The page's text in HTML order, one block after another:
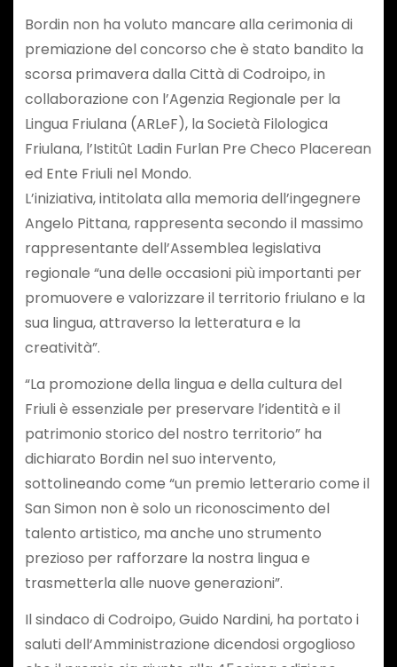
Bordin non ha voluto mancare alla cerimonia di
premiazione del concorso che è stato bandito la
scorsa primavera dalla Città di Codroipo, in
collaborazione con l’Agenzia Regionale per la
Lingua Friulana (ARLeF), la Società Filologica
Friulana, l’Istitût Ladin Furlan Pre Checo Placerean
ed Ente Friuli nel Mondo.
L’iniziativa, intitolata alla memoria dell’ingegnere
Angelo Pittana, rappresenta secondo il massimo
rappresentante dell’Assemblea legislativa
regionale “una delle occasioni più importanti per
promuovere e valorizzare il territorio friulano e la
sua lingua, attraverso la letteratura e la
creatività”.
“La promozione della lingua e della cultura del
Friuli è essenziale per preservare l’identità e il
patrimonio storico del nostro territorio” ha
dichiarato Bordin nel suo intervento,
sottolineando come “un premio letterario come il
San Simon non è solo un riconoscimento del
talento artistico, ma anche uno strumento
prezioso per rafforzare la nostra lingua e
trasmetterla alle nuove generazioni”.
Il sindaco di Codroipo, Guido Nardini, ha portato i
saluti dell’Amministrazione dicendosi orgoglioso